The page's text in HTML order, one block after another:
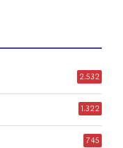
2.532
1.322
745